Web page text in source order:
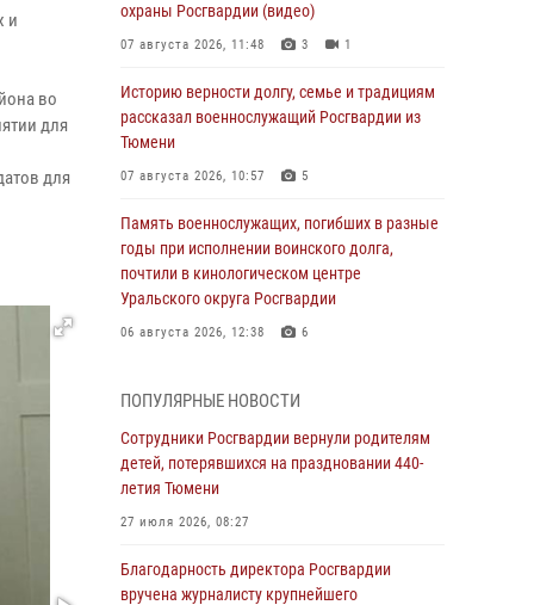
и
во
для
для
охраны Росгвардии (видео)
07 августа 2026, 11:48 3 1
Историю верности долгу, семье и традициям
рассказал военнослужащий Росгвардии из
Тюмени
07 августа 2026, 10:57 5
Память военнослужащих, погибших в разные
годы при исполнении воинского долга,
почтили в кинологическом центре
Уральского округа Росгвардии
06 августа 2026, 12:38 6
знакомят детей со своей службой и
напоминают о мерах безопасности
06 августа 2026, 12:33 2
области» в рамках акции «Храним огонь
ПОПУЛЯРНЫЕ НОВОСТИ
Сотрудники Росгвардии вернули родителям
детей, потерявшихся на праздновании 440-
летия Тюмени
27 июля 2026, 08:27
Благодарность директора Росгвардии
вручена журналисту крупнейшего